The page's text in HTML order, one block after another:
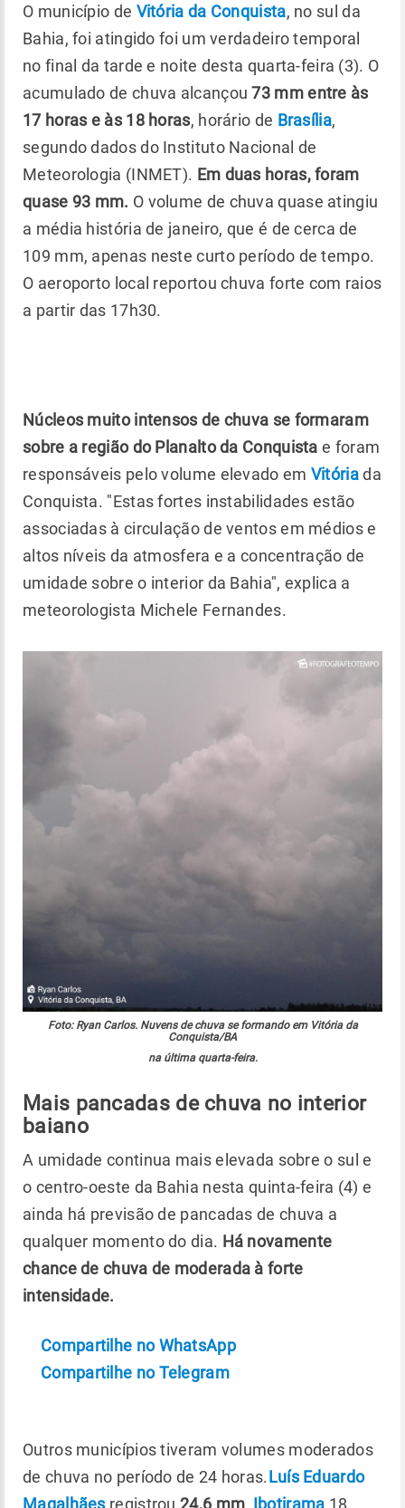
O município de Vitória da Conquista, no sul da
Bahia, foi atingido foi um verdadeiro temporal
no final da tarde e noite desta quarta-feira (3). O
acumulado de chuva alcançou73 mm entre às
17 horas e às 18 horas, horário de Brasília,
segundo dados do Instituto Nacional de
Meteorologia (INMET). Em duas horas, foram
quase 93 mm. O volume de chuva quase atingiu
a média história de janeiro, que é de cerca de
109 mm, apenas neste curto período de tempo.
O aeroporto local reportou chuva forte com raios
a partir das 17h30.
Núcleos muito intensos de chuva se formaram
sobre a região do Planalto da Conquista e foram
responsáveis pelo volume elevado em Vitóriada
Conquista. "Estas fortes instabilidades estão
associadas à circulação de ventos em médios e
altos níveis da atmosfera e a concentração de
umidade sobre o interior da Bahia", explica a
meteorologista Michele Fernandes.
Foto: Ryan Carlos. Nuvens de chuva se formando em Vitória da
Conquista/BA
na última quarta-feira.
Mais pancadas de chuva no interior
baiano
A umidade continua mais elevada sobre o sul e
o centro-oeste da Bahia nesta quinta-feira (4) e
ainda há previsão de pancadas de chuva a
qualquer momento do dia. Há novamente
chance de chuva de moderada à forte
intensidade.
Compartilhe no WhatsApp
Compartilhe no Telegram
Outros municípios tiveram volumes moderados
de chuva no período de 24 horas.Luís Eduardo
Magalhãesregistrou24,6 mm Ibotirama 18